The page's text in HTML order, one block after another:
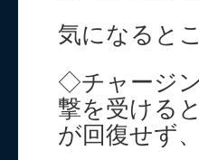
気になると
◇チャージ
撃を受ける
が回復せず